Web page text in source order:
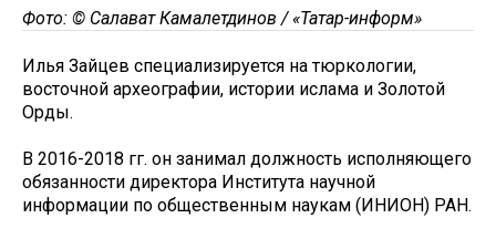
Фото: © Салават Камалетдинов / «Татар-информ»
Илья Зайцев специализируется на тюркологии,
восточной археографии, истории ислама и Золотой
Орды.
В 2016-2018 гг. он занимал должность исполняющего
обязанности директора Института научной
информации по общественным наукам (ИНИОН) РАН.